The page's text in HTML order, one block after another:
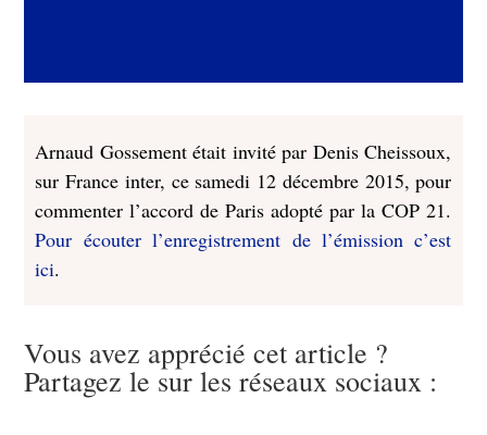
Arnaud Gossement était invité par Denis Cheissoux,
sur France inter, ce samedi 12 décembre 2015, pour
commenter l’accord de Paris adopté par la COP 21.
Pour écouter l’enregistrement de l’émission c’est
ici.
Vous avez apprécié cet article ?
Partagez le sur les réseaux sociaux :